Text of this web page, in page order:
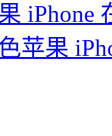
iPhone
苹果